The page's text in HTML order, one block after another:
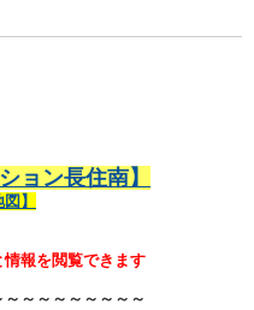
ョン長住南】
】
報を閲覧できます
～～～～～～～～